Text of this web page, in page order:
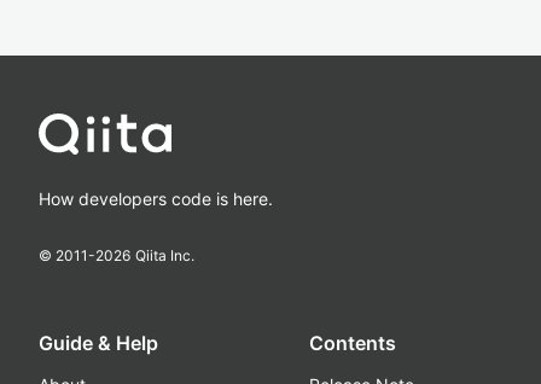
How developers code is here.
© 2011-2026 Qiita Inc.
Guide & Help Contents